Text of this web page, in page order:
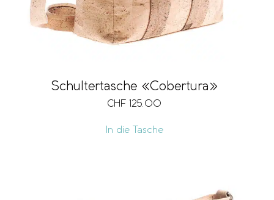
Schultertasche «Cobertura»
CHF 125.00
In die Tasche